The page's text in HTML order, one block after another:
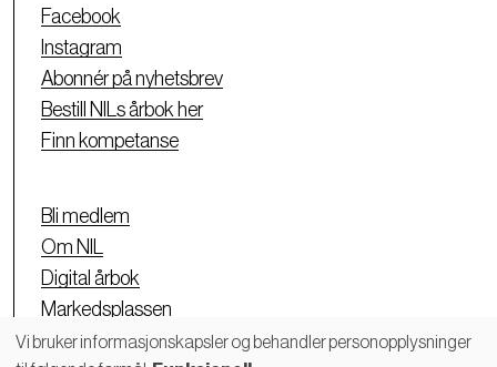
Facebook
Instagram
Abonnér på nyhetsbrev
Bestill NILs årbok her
Finn kompetanse
Bli medlem
Om NIL
Digital årbok
Markedsplassen
Personvernerklæring
Vi bruker informasjonskapsler og behandler personopplysninger